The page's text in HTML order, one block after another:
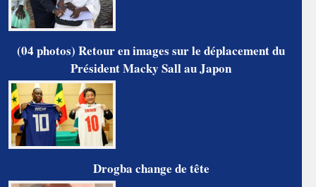
(04 photos) Retour en images sur le déplacement du
Président Macky Sall au Japon
Drogba change de tête